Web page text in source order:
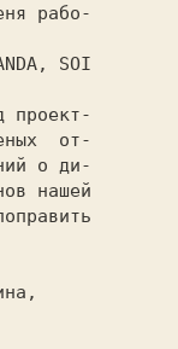
от-
о ди-
нашей